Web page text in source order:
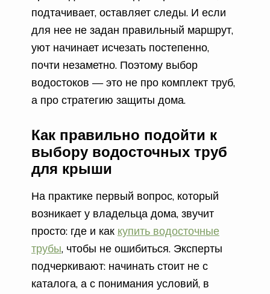
подтачивает, оставляет следы. И если
для нее не задан правильный маршрут,
уют начинает исчезать постепенно,
почти незаметно. Поэтому выбор
водостоков — это не про комплект труб,
а про стратегию защиты дома.
Как правильно подойти к
выбору водосточных труб
для крыши
На практике первый вопрос, который
возникает у владельца дома, звучит
просто: где и как купить водосточные
трубы, чтобы не ошибиться. Эксперты
подчеркивают: начинать стоит не с
каталога, а с понимания условий, в